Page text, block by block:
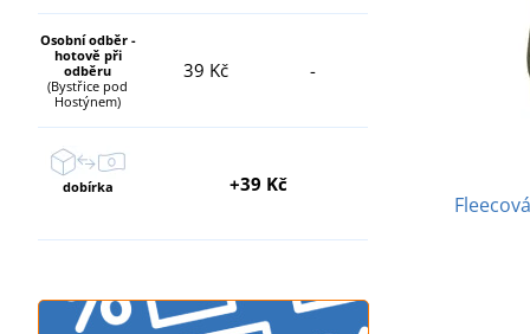
Osobní odběr -
hotově při
odběru
(Bystřice pod
Hostýnem)
39 Kč -
dobírka +39 Kč